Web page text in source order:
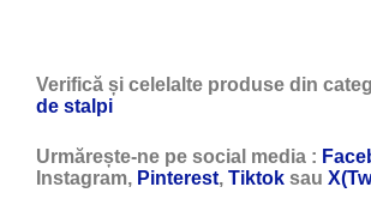
Verifică și celelalte produse din
de stalpi
Urmărește-ne pe social media :
Instagram, Pinterest, Tiktok sau